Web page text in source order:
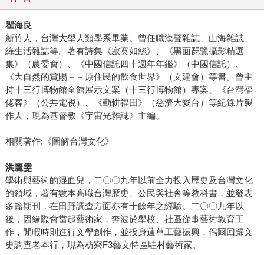
瞿海良
新竹人，台灣大學人類學系畢業。曾任職漢聲雜誌、山海雜誌、
綠生活雜誌等。著有詩集《寂寞如絲》、《黑面琵鷺攝影精選
集》（農委會）、《中國信託四十週年年鑑》（中國信託）、
《大自然的賞賜－－原住民的飲食世界》（文建會）等書。曾主
持十三行博物館全館展示文案（十三行博物館）專案、《台灣福
佬客》（公共電視）、《勤耕福田》（慈濟大愛台）等紀錄片製
作人，現為基督教《宇宙光雜誌》主編。
相關著作:《圖解台灣文化》
洪麗雯
學術與藝術的混血兒，二〇〇九年以前全力投入歷史及台灣文化
的領域，著有數本高職台灣歷史、公民與社會等教科書，並發表
多篇期刊，在田野調查方面亦有十餘年之經驗。二〇〇九年以
後，因緣際會當起藝術家，奔波於學校、社區從事藝術教育工
作，閒暇時則進行文學創作，並投身蓪草工藝振興，偶爾回歸文
史調查老本行，現為枋寮F3藝文特區駐村藝術家。